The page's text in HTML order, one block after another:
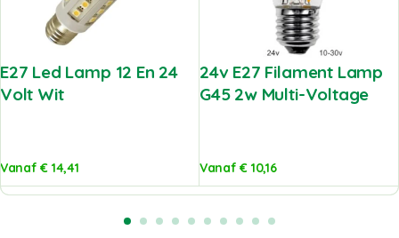
E27 Led Lamp 12 En 24
Volt Wit
Vanaf€ 14,41
24v E27 Filament Lamp
G45 2w Multi-Voltage
Vanaf€ 10,16